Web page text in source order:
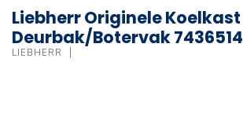
Liebherr Originele Koelkast
Deurbak/Botervak 7436514
LIEBHERR